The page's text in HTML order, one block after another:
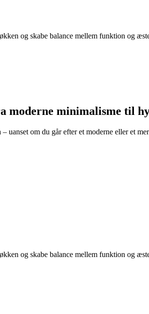
og skabe balance mellem funktion og
moderne minimalisme til
uanset om du går efter et moderne eller et
og skabe balance mellem funktion og